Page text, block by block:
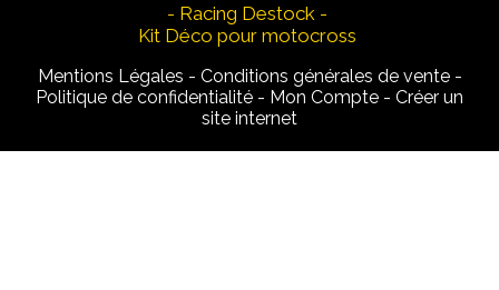
- Racing Destock -
Kit Déco pour motocross
Mentions Légales
Conditions générales de vente
Politique de confidentialité
Mon Compte
Créer un
site internet